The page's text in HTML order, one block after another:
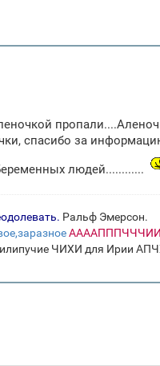
спасибо за
людей............
Ральф Эмерсон.
ЧИХИ для Ирии